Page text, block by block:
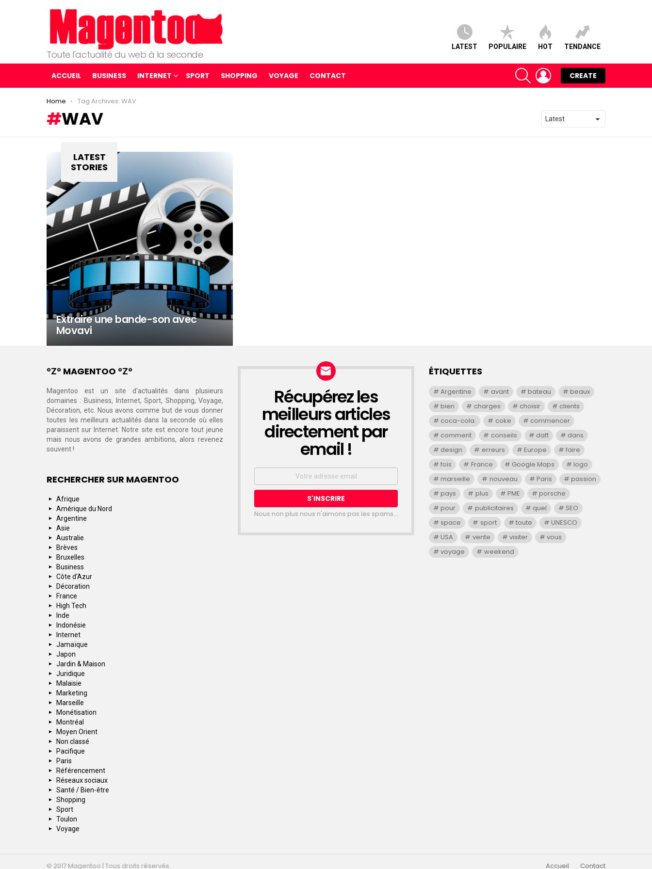
Toute l'actualité du web à la seconde
LATEST POPULAIRE HOT TENDANCE
ACCUEIL BUSINESS INTERNET SPORT SHOPPING VOYAGE CONTACT
SEARCH LOGIN
CREATE
You are here:
Home Tag Archives: WAV
WAV
LATEST
STORIES
Extraire une bande-son avec
Movavi
°Ζ° MAGENTOO °Ζ°
Magentoo est un site d'actualités dans plusieurs
domaines : Business, Internet, Sport, Shopping, Voyage,
Décoration, etc. Nous avons comme but de vous donner
toutes les meilleurs actualités dans la seconde où elles
paraissent sur Internet. Notre site est encore tout jeune
mais nous avons de grandes ambitions, alors revenez
souvent !
RECHERCHER SUR MAGENTOO
Afrique
Amérique du Nord
Argentine
Asie
Australie
Brèves
Bruxelles
Business
Côte d'Azur
Décoration
France
High Tech
Inde
Indonésie
Internet
Jamaïque
Japon
Jardin & Maison
Juridique
Malaisie
Marketing
Marseille
Monétisation
Montréal
Moyen Orient
Non classé
Pacifique
Paris
Référencement
Réseaux sociaux
Santé / Bien-être
Shopping
Sport
Toulon
Voyage
NEWSLETTER
Récupérez les
meilleurs articles
directement par
email !
Email
Nous non plus nous n'aimons pas les spams...
ÉTIQUETTES
Argentine avant bateau
beaux
bien
charges choisir
clients
coca-cola:
coke
commencer
comment
conseils daft
dans
design
erreurs Europe
faire
fois
France Google Maps
logo
marseille
nouveau Paris
passion
pays
plus PME
porsche
pour
publicitaires quel
SEO
space
sport toute
UNESCO
USA
vente visiter
vous
voyage
weekend
© 2017 Magentoo | Tous droits réservés Accueil Contact